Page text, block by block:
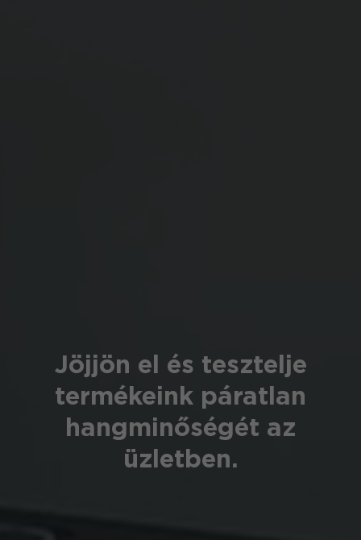
Jöjjön el és tesztelje
termékeink páratlan
hangminőségét az
üzletben.